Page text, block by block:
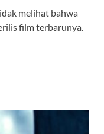
melihat bahwa
film terbarunya.